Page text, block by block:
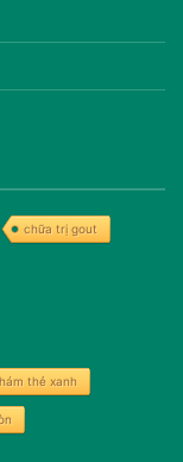
chữa trị gout
thẻ xanh